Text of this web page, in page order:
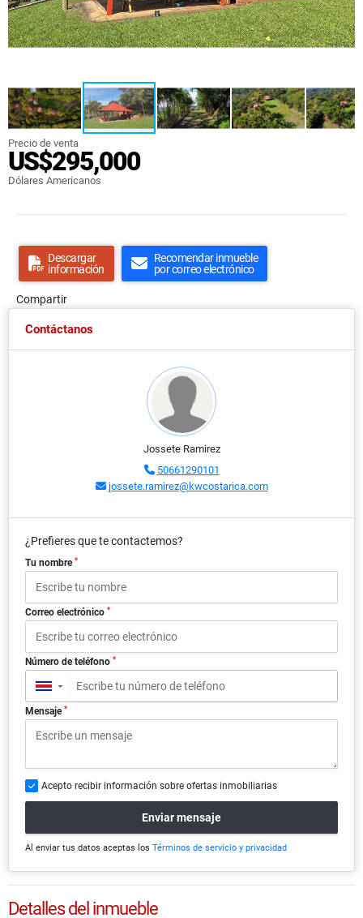
Precio de venta
US$295,000
Dólares Americanos
Descargar
información
Recomendar inmueble
por correo electrónico
Compartir
Contáctanos
Jossete Ramirez
50661290101
jossete.ramirez@kwcostarica.com
¿Prefieres que te contactemos?
Tu nombre *
Correo electrónico *
Número de teléfono *
▼
Mensaje *
Acepto recibir información sobre ofertas inmobiliarias
Enviar mensaje
Al enviar tus datos aceptas los Términos de servicio y privacidad
Detalles del inmueble